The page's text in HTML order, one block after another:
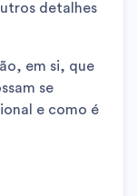
detalhes
em si, que
se
e como é